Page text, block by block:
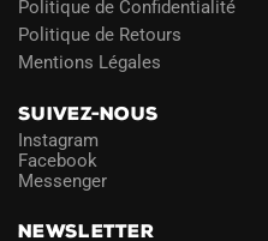
Politique de Confidentialité
Politique de Retours
Mentions Légales
SUIVEZ-NOUS
Instagram
Facebook
Messenger
NEWSLETTER